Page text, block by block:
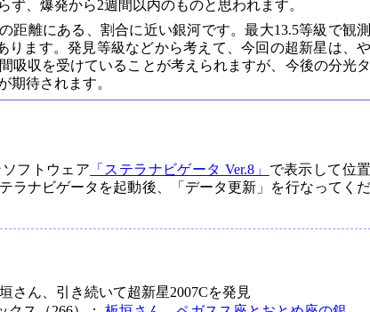
ず、爆発から2週間以内のものと思われます。
距離にある、割合に近い銀河です。最大13.5等級で観測
ります。発見等級などから考えて、今回の超新星は、や
吸収を受けていることが考えられますが、今後の分光タ
期待されます。
フトウェア 「ステラナビゲータ Ver.8」 で表示して位
ラナビゲータを起動後、「データ更新」を行なってくだ
さん、引き続いて超新星2007Cを発見